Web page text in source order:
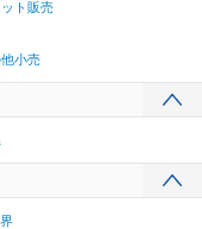
ト販売
小売